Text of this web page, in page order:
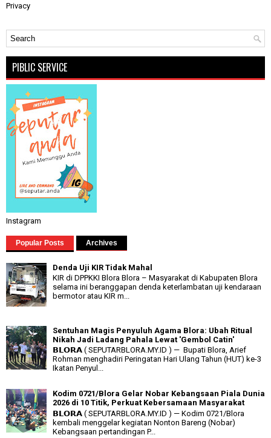
Privacy
PIBLIC SERVICE
Instagram
Popular Posts Archives
Denda Uji KIR Tidak Mahal
KIR di DPPKKI Blora Blora – Masyarakat di Kabupaten Blora
selama ini beranggapan denda keterlambatan uji kendaraan
bermotor atau KIR m...
Sentuhan Magis Penyuluh Agama Blora: Ubah Ritual
Nikah Jadi Ladang Pahala Lewat 'Gembol Catin'
𝗕𝗟𝗢𝗥𝗔 ( SEPUTARBLORA.MY.ID ) — Bupati Blora, Arief
Rohman menghadiri Peringatan Hari Ulang Tahun (HUT) ke-3
Ikatan Penyul...
Kodim 0721/Blora Gelar Nobar Kebangsaan Piala Dunia
2026 di 10 Titik, Perkuat Kebersamaan Masyarakat
𝗕𝗟𝗢𝗥𝗔 ( SEPUTARBLORA.MY.ID ) — Kodim 0721/Blora
kembali menggelar kegiatan Nonton Bareng (Nobar)
Kebangsaan pertandingan P...